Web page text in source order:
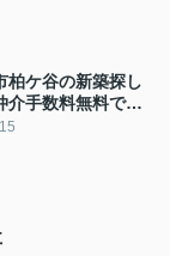
柏ケ谷の新築探し
介手数料無料で購